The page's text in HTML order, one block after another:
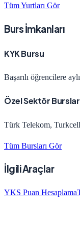
Tüm Yurtları Gör
Burs İmkanları
KYK Bursu
Başarılı öğrencilere
Özel Sektör
Türk Telekom,
Tüm Bursları Gör
İlgili Araçlar
YKS Puan Hesaplama